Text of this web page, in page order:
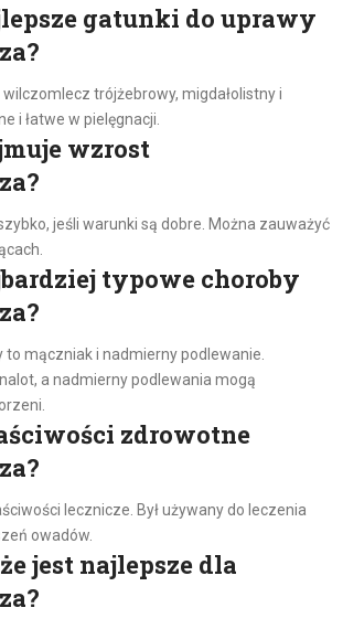
gatunki do uprawy
trójżebrowy, migdałolistny i
i łatwe w pielęgnacji.
wzrost
jeśli warunki są dobre. Można zauważyć
typowe choroby
to mączniak i nadmierny podlewanie.
a nadmierny podlewania mogą
zdrowotne
lecznicze. Był używany do leczenia
owadów.
jest najlepsze dla